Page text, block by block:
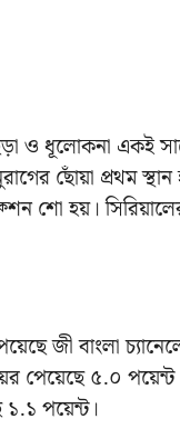
ও ধূলোকনা একই
ছোঁয়া প্রথম স্থান
শো হয়।
জী বাংলা
পেয়েছে ৫.০
১.১ পয়েন্ট।